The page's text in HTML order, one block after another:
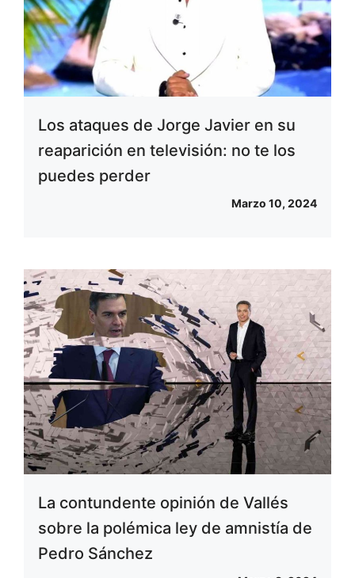
Los ataques de Jorge Javier en su
reaparición en televisión: no te los
puedes perder
Marzo 10, 2024
La contundente opinión de Vallés
sobre la polémica ley de amnistía de
Pedro Sánchez